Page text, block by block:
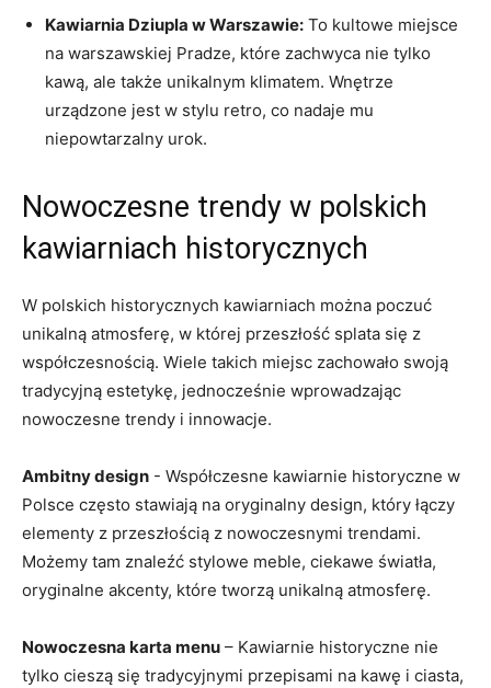
Kawiarnia Dziupla w Warszawie: To ‍kultowe miejsce
⁣na warszawskiej Pradze, które zachwyca nie⁣ tylko
kawą, ale ⁢także unikalnym klimatem. Wnętrze⁣
urządzone⁤ jest w stylu retro, co nadaje mu
niepowtarzalny urok.
Nowoczesne‌ trendy w​ polskich
kawiarniach historycznych
W polskich historycznych kawiarniach można poczuć
unikalną atmosferę, w której przeszłość splata się z
współczesnością. Wiele⁢ takich ⁢miejsc ​zachowało swoją
⁣tradycyjną ‍estetykę, jednocześnie wprowadzając
nowoczesne trendy i innowacje.
Ambitny design -‍ Współczesne kawiarnie historyczne w
Polsce często stawiają na oryginalny design, ⁤który łączy
elementy z przeszłością z nowoczesnymi ⁤trendami.
Możemy ⁤tam znaleźć stylowe meble, ciekawe światła,
oryginalne akcenty, które tworzą unikalną atmosferę.
Nowoczesna karta menu – Kawiarnie historyczne nie
tylko cieszą się tradycyjnymi przepisami ‍na kawę i ciasta,